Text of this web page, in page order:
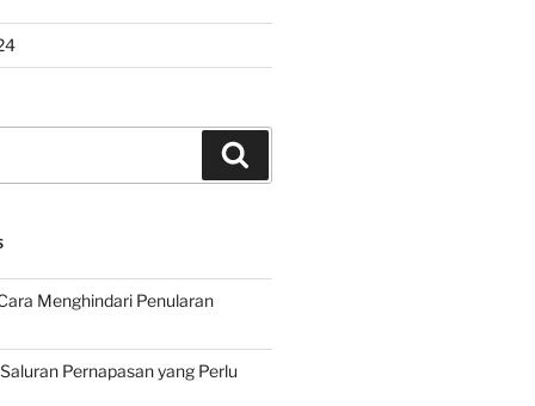
Menghindari Penularan
Pernapasan yang Perlu